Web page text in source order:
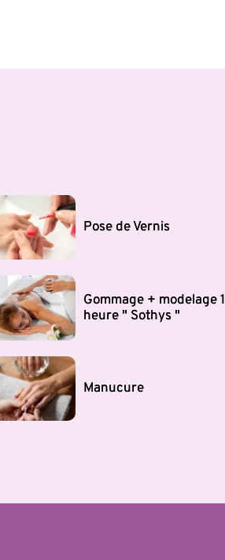
Pose de Vernis
Gommage + modelage 1
heure " Sothys "
Manucure